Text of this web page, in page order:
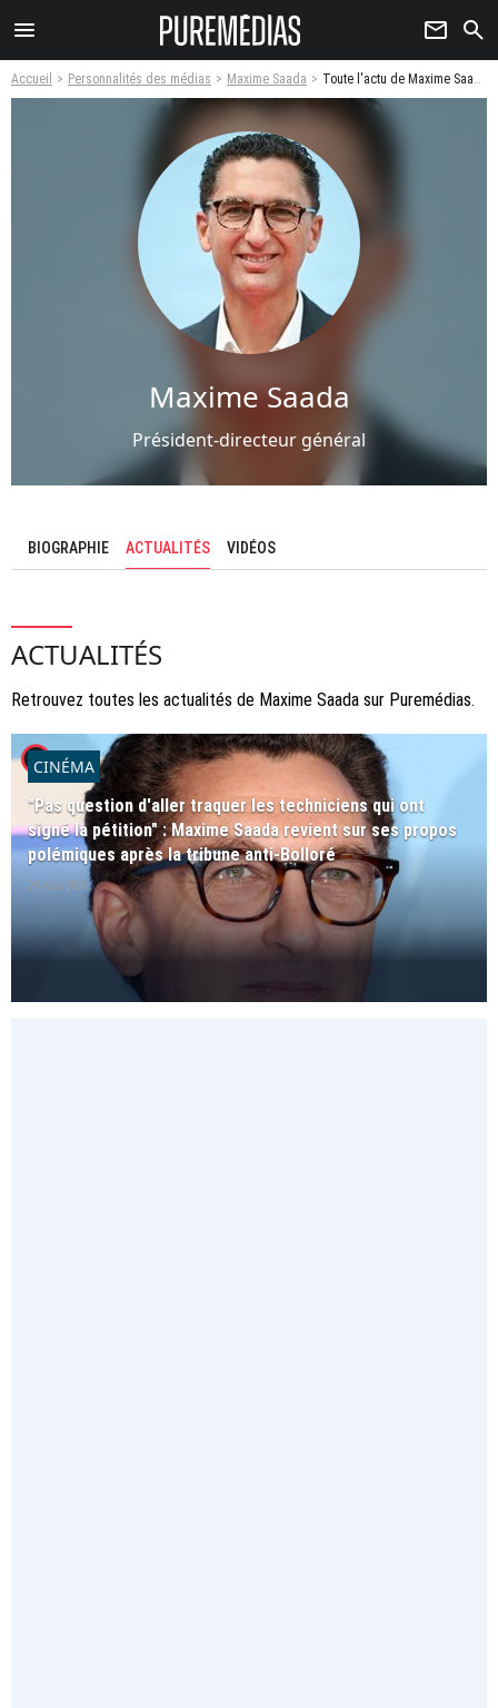
menu newsletter search
Accueil Personnalités des médias Maxime Saada Toute l'actu de Maxime Saada
Maxime Saada
Président-directeur général
BIOGRAPHIE ACTUALITÉS VIDÉOS
ACTUALITÉS
Retrouvez toutes les actualités de Maxime Saada sur Puremédias.
player2CINÉMA
"Pas question d'aller traquer les techniciens qui ont
signé la pétition" : Maxime Saada revient sur ses propos
polémiques après la tribune anti-Bolloré
29 mai 2026